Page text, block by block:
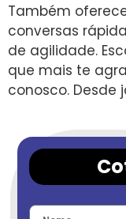
Também
conversas
de agilidade.
que mais te
conosco. Desde